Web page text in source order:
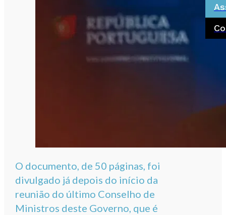
O documento, de 50 páginas, foi
divulgado já depois do início da
reunião do último Conselho de
Ministros deste Governo, que é